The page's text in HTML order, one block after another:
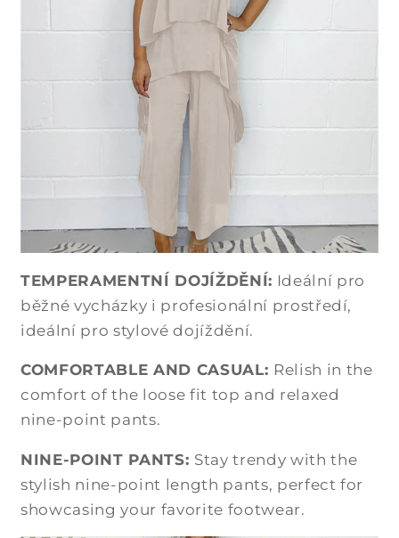
TEMPERAMENTNÍ DOJÍŽDĚNÍ: Ideální pro
běžné vycházky i profesionální prostředí,
ideální pro stylové dojíždění.
COMFORTABLE AND CASUAL: Relish in the
comfort of the loose fit top and relaxed
nine-point pants.
NINE-POINT PANTS: Stay trendy with the
stylish nine-point length pants, perfect for
showcasing your favorite footwear.